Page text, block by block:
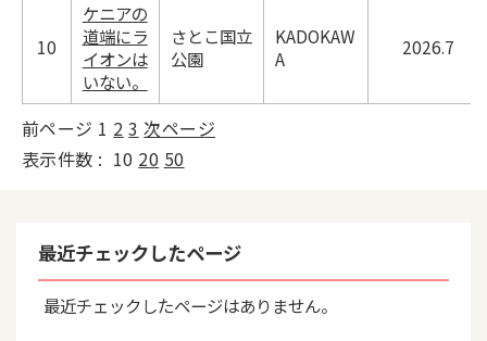
10
ケニアの
道端にラ
イオンは
いない。
さとこ国立
公園
KADOKAW
A
2026.7
前ページ 1 2 3 次ページ
10 20 50
最近チェックしたページ
最近チェックしたページはありません。